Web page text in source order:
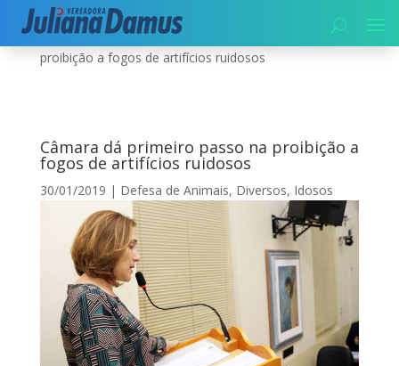
Início|Diversos|Câmara dá primeiro passo na
proibição a fogos de artifícios ruidosos
Câmara dá primeiro passo na proibição a
fogos de artifícios ruidosos
30/01/2019 | Defesa de Animais, Diversos, Idosos